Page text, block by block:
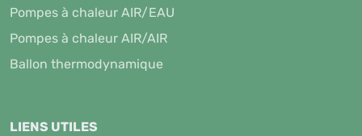
Pompes à chaleur AIR/EAU
Pompes à chaleur AIR/AIR
Ballon thermodynamique
LIENS UTILES